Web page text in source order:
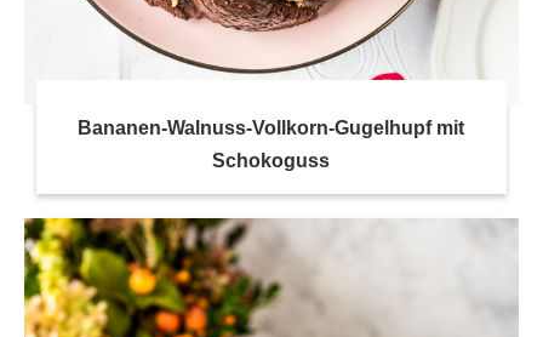
Bananen-Walnuss-Vollkorn-Gugelhupf mit
Schokoguss